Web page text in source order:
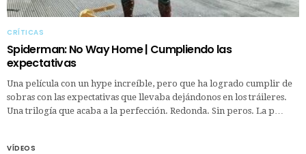
CRÍTICAS
Spiderman: No Way Home | Cumpliendo las
expectativas
Una película con un hype increíble, pero que ha logrado cumplir de
sobras con las expectativas que llevaba dejándonos en los tráileres.
Una trilogía que acaba a la perfección. Redonda. Sin peros. La p…
VÍDEOS